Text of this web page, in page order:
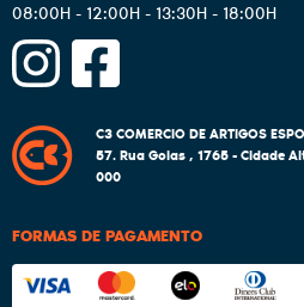
08:00H - 12:00H - 13:30H - 18:00H
C3 COMERCIO DE ARTIGOS
57.Rua Goias , 1765-Cidade
000
FORMAS DE PAGAMENTO